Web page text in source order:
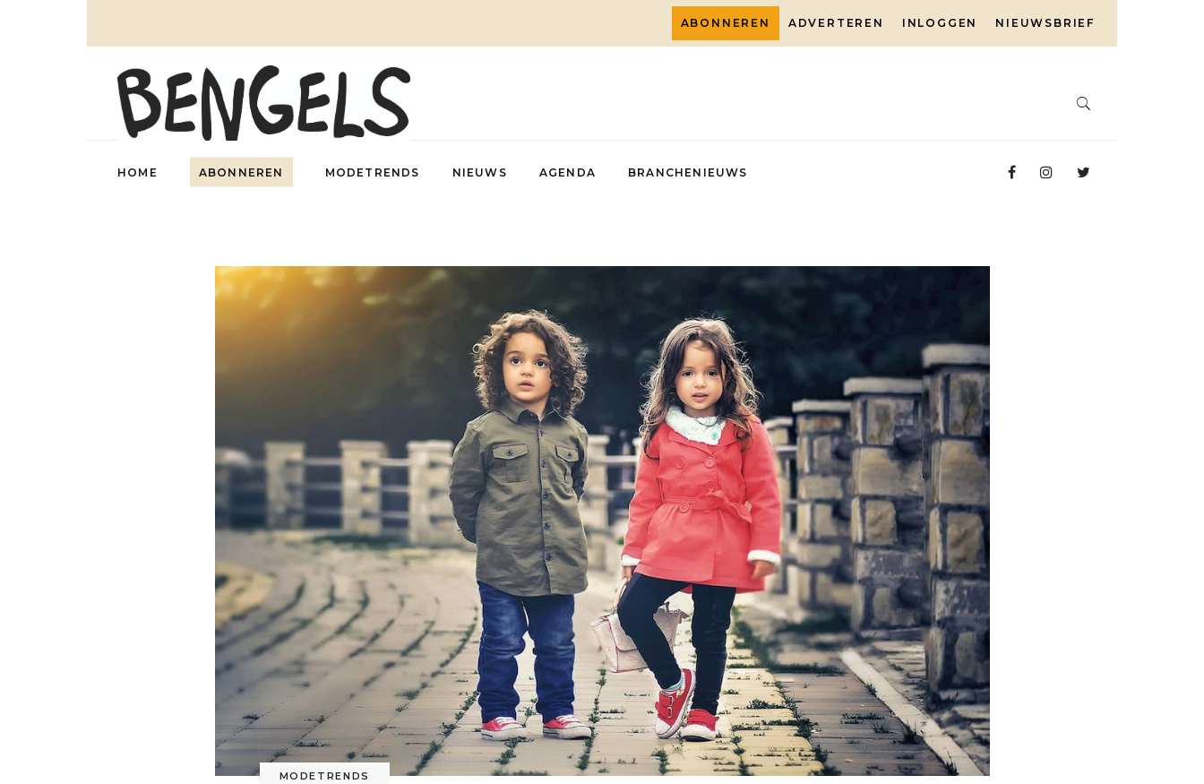
ABONNEREN ADVERTEREN INLOGGEN NIEUWSBRIEF
HOME ABONNEREN MODETRENDS NIEUWS AGENDA BRANCHENIEUWS
MODETRENDS